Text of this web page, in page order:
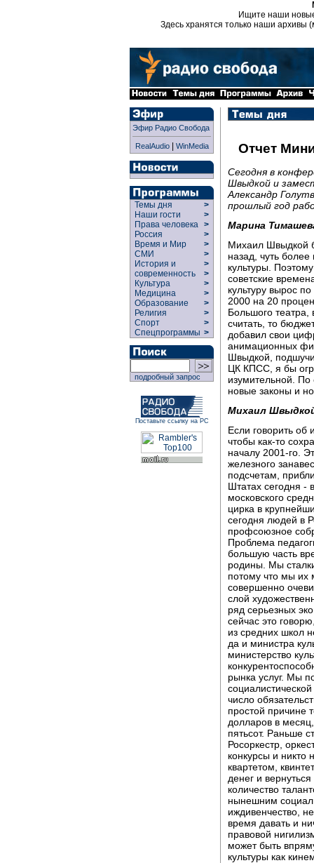
Ищите наши
Здесь хранятся только наши архивы
Эфир Радио Свобода
RealAudio| WinMedia
Темы дня
>
Наши гости
>
Права человека >
Россия
>
Время и Мир
>
СМИ
>
История и
современность
>
>
Культура
>
Медицина
>
Образование
>
Религия
>
Спорт
>
Спецпрограммы >
подробный запрос
Поставьте ссылку на РС
Отчет
Сегодня в
Швыдкой и
Александр
прошлый год
Марина
Михаил Швыдкой
назад, чуть более
культуры.
советские
культуру вырос
2000 на 20
Большого
считать, то
добавил свои
анимационных
Швыдкой,
ЦК КПСС, я бы
изумительной. По
новые законы и
Михаил
Если говорить об
чтобы как-то
началу 2001-го.
железного
подсчетам,
Штатах сегодня -
московского
цирка в
сегодня людей в
профсоюзное
Проблема
большую часть
родины. Мы
потому что мы их
совершенно
слой
ряд серьезных
сейчас это
из средних школ
да и министра
министерство
рынка услуг. Мы
число
простой причине
долларов в
пятьсот. Раньше
Росоркестр,
конкурсы и никто
квартетом,
денег и
количество
нынешним
иждивенчество,
время давать и
правовой
может быть
культуры как